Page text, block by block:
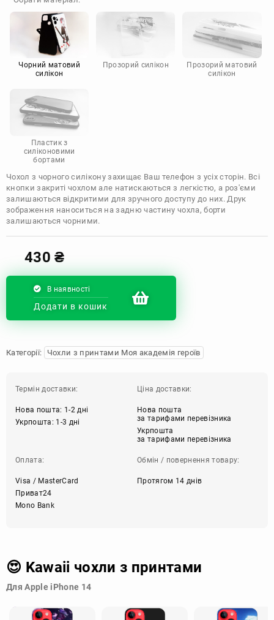
Doogee
Infinix
Sony
Motorola
Чорний матовий
силікон
Прозорий силікон
Прозорий матовий
силікон
Пластик з
силіконовими
бортами
Чохол з чорного силікону захищає Ваш телефон з усіх сторін. Всі
кнопки закриті чохлом але натискаються з легкістю, а роз'єми
залишаються відкритими для зручного доступу до них. Друк
зображення наноситься на задню частину чохла, борти
залишаються чорними.
430₴
В наявності
Додати в кошик
Категорії: Чохли з принтами Моя академія героїв
Термін доставки:
Нова пошта: 1-2 дні
Укрпошта: 1-3 дні
Ціна доставки:
Нова пошта
за тарифами перевізника
Укрпошта
за тарифами перевізника
Оплата:
Visa / MasterCard
Приват24
Mono Bank
Обмін / повернення товару:
Протягом 14 днів
😍 Kawaii чохли з принтами
Для Apple iPhone 14